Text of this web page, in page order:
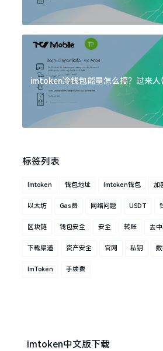
imtoken冷钱包能量怎么搞？过来人
标签列表
Imtoken 钱包地址 Imtoken钱包 加
以太坊 Gas费 网络问题 USDT
区块链 钱包安全 安全 转账 去
下载渠道 资产安全 官网 私钥
ImToken 手续费
imtoken中文版下载